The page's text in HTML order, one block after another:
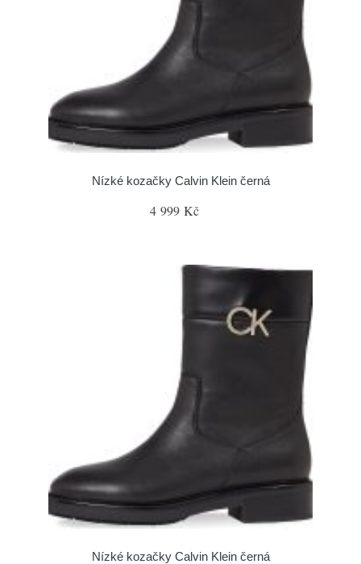
Nízké kozačky Calvin Klein černá
4 999 Kč
Nízké kozačky Calvin Klein černá